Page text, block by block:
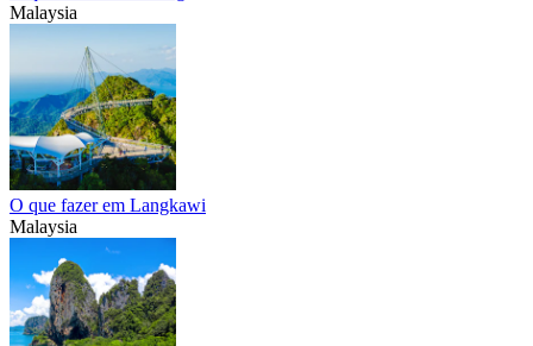
Malaysia
O que fazer em Langkawi
Malaysia